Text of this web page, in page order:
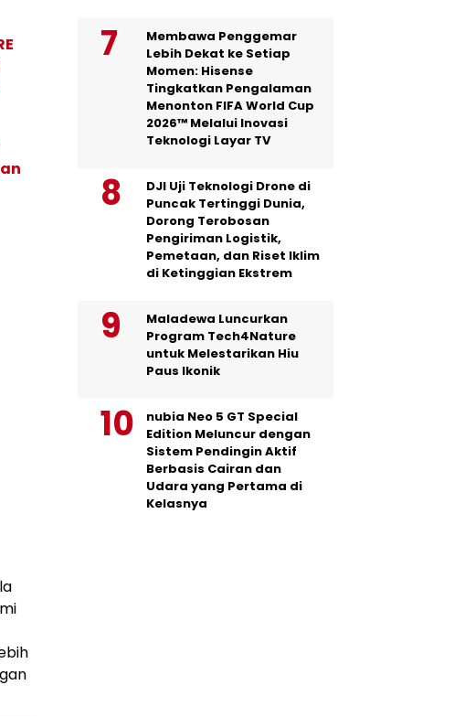
Membawa Penggemar
Lebih Dekat ke Setiap
Momen: Hisense
Tingkatkan Pengalaman
Menonton FIFA World Cup
2026™ Melalui Inovasi
Teknologi Layar TV
DJI Uji Teknologi Drone di
Puncak Tertinggi Dunia,
Dorong Terobosan
Pengiriman Logistik,
Pemetaan, dan Riset Iklim
di Ketinggian Ekstrem
Maladewa Luncurkan
Program Tech4Nature
untuk Melestarikan Hiu
Paus Ikonik
nubia Neo 5 GT Special
Edition Meluncur dengan
Sistem Pendingin Aktif
Berbasis Cairan dan
Udara yang Pertama di
Kelasnya